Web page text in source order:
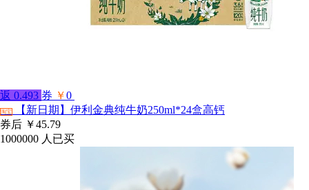
返 0.493 券 ￥0
淘宝
【新日期】伊利金典纯牛奶250ml*24盒高钙
券后 ￥45.79
1000000 人已买